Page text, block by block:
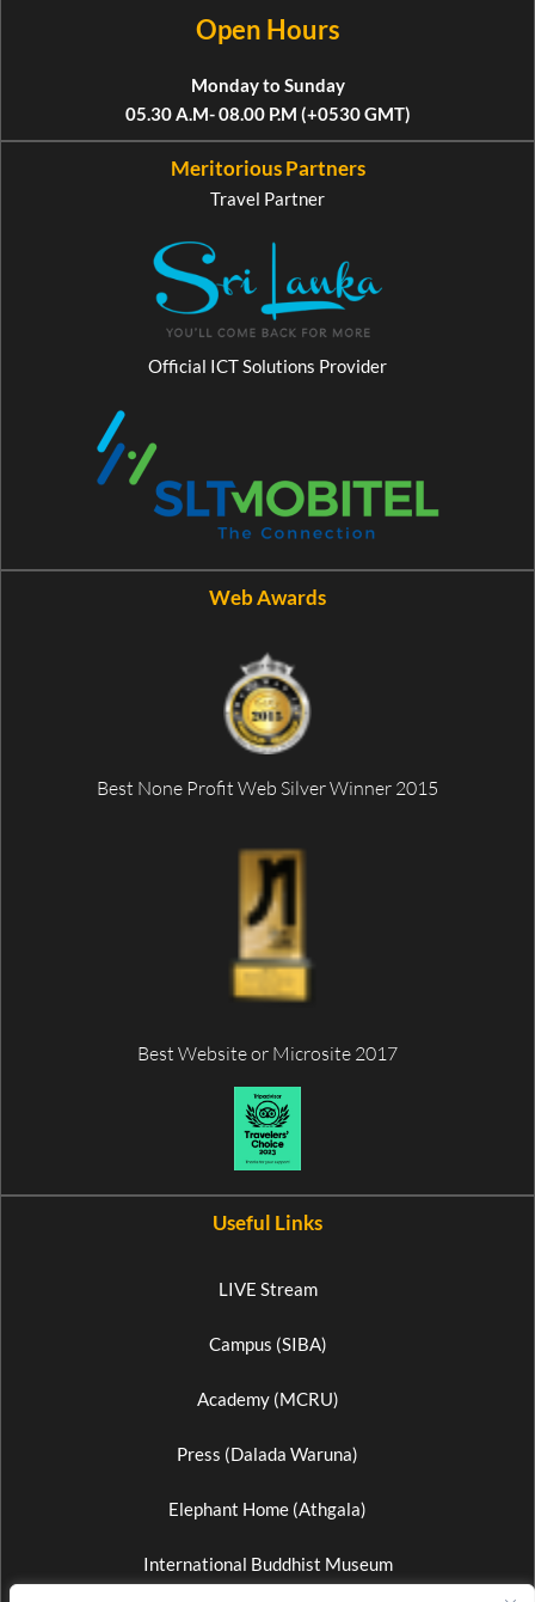
Open Hours
Monday to Sunday
05.30 A.M- 08.00 P.M (+0530 GMT)
Meritorious Partners
Travel Partner
Official ICT Solutions Provider
Web Awards
Best None Profit Web Silver Winner 2015
Best Website or Microsite 2017
Useful Links
LIVE Stream
Campus (SIBA)
Academy (MCRU)
Press (Dalada Waruna)
Elephant Home (Athgala)
International Buddhist Museum